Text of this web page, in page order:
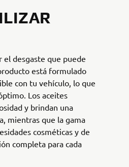
el desgaste que puede
está formulado
con tu vehículo, lo que
Los aceites
y brindan una
mientras que la gama
cosméticas y de
completa para cada